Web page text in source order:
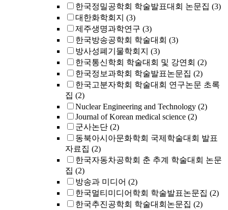
한국정밀공학회 학술발표대회 논문집 (3)
대한화학회지 (3)
제주생명과학연구 (3)
한국방송공학회 학술대회 (3)
방사성폐기물학회지 (3)
한국통신학회 학술대회 및 강연회 (2)
한국정보과학회 학술발표논문집 (2)
한국고분자학회 학술대회 연구논문 초록
집 (2)
Nuclear Engineering and Technology (2)
Journal of Korean medical science (2)
군사논단 (2)
동북아시아문화학회 국제학술대회 발표
자료집 (2)
한국자동차공학회 춘 추계 학술대회 논문
집 (2)
방송과 미디어 (2)
한국멀티미디어학회 학술발표논문집 (2)
한국추진공학회 학술대회논문집 (2)